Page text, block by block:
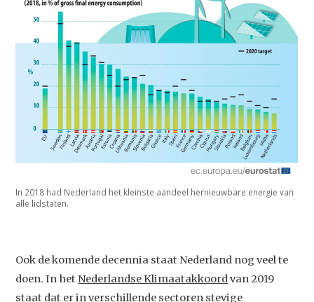
In 2018 had Nederland het kleinste aandeel hernieuwbare energie van
alle lidstaten.
Ook de komende decennia staat Nederland nog veel te
doen. In het Nederlandse Klimaatakkoordvan 2019
staat dat er in verschillende sectoren stevige